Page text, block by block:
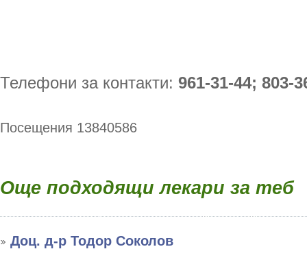
Телефони за контакти: 961-31-44; 803-
Посещения 13840586
Още подходящи лекари за теб
Доц. д-р Тодор Соколов